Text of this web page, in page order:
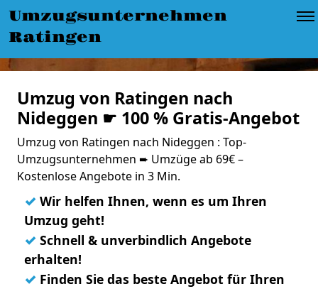
Umzugsunternehmen
Ratingen
Umzug von Ratingen nach
Nideggen ☛ 100 % Gratis-Angebot
Umzug von Ratingen nach Nideggen : Top-
Umzugsunternehmen ➨ Umzüge ab 69€ –
Kostenlose Angebote in 3 Min.
✓ Wir helfen Ihnen, wenn es um Ihren
Umzug geht!
✓ Schnell & unverbindlich Angebote
erhalten!
✓ Finden Sie das beste Angebot für Ihren